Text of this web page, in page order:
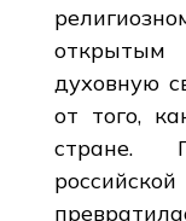
открытым
духовную
от того,
стране.